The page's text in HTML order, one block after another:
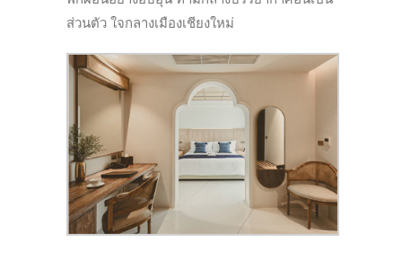
ส่วนตัว ใจกลางเมืองเชียงใหม่